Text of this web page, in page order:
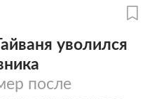
уволился
после